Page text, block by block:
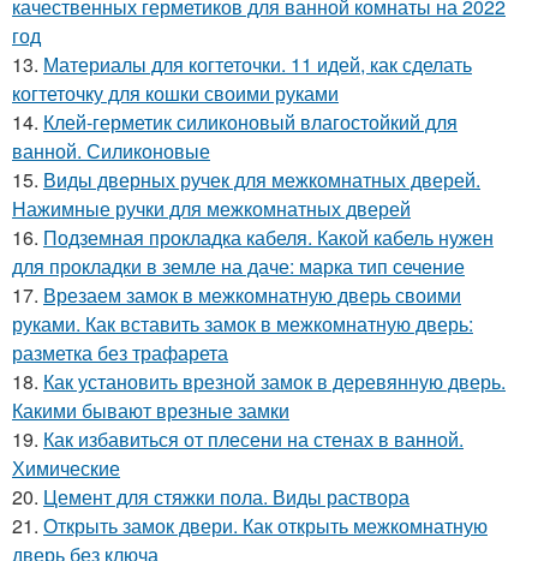
качественных герметиков для ванной комнаты на 2022
год
13. Материалы для когтеточки. 11 идей, как сделать
когтеточку для кошки своими руками
14. Клей-герметик силиконовый влагостойкий для
ванной. Силиконовые
15. Виды дверных ручек для межкомнатных дверей.
Нажимные ручки для межкомнатных дверей
16. Подземная прокладка кабеля. Какой кабель нужен
для прокладки в земле на даче: марка тип сечение
17. Врезаем замок в межкомнатную дверь своими
руками. Как вставить замок в межкомнатную дверь:
разметка без трафарета
18. Как установить врезной замок в деревянную дверь.
Какими бывают врезные замки
19. Как избавиться от плесени на стенах в ванной.
Химические
20. Цемент для стяжки пола. Виды раствора
21. Открыть замок двери. Как открыть межкомнатную
дверь без ключа